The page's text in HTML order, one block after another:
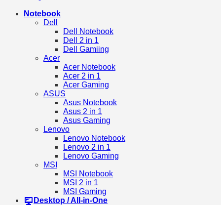
Notebook
Dell
Dell Notebook
Dell 2 in 1
Dell Gamiing
Acer
Acer Notebook
Acer 2 in 1
Acer Gaming
ASUS
Asus Notebook
Asus 2 in 1
Asus Gaming
Lenovo
Lenovo Notebook
Lenovo 2 in 1
Lenovo Gaming
MSI
MSI Notebook
MSI 2 in 1
MSI Gaming
Desktop / All-in-One